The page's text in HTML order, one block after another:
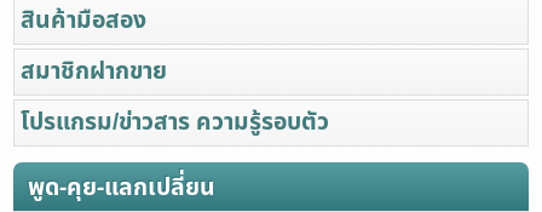
สินค้ามือสอง
สมาชิกฝากขาย
โปรแกรม/ข่าวสาร ความรู้รอบตัว
พูด-คุย-แลกเปลี่ยน